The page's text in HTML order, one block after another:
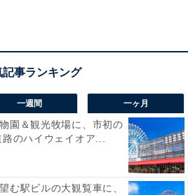
やすく、フォークなどがない場
手で持って食べられるのもうれ
で、220kcal。桜の花のエキスを
ケーキです。
一週間 一ヶ月
園＆観光牧場に、市初の
のハイウェイオア...
む駅ビルの大観覧車に、